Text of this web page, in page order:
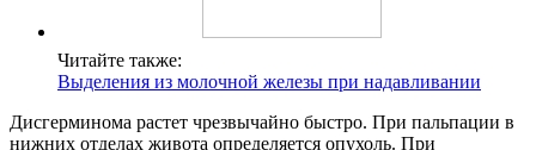
Читайте также:
Выделения из молочной железы при надавливании
Дисгерминома растет чрезвычайно быстро. При пальпации в
нижних отделах живота определяется опухоль. При